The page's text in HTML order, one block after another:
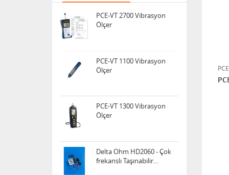
PCE-VT 1100 Vibrasyon
PCE-VT 1300 Vibrasyon
Delta Ohm HD2060 - Çok
Delta Ohm HD2070.K1 - 3